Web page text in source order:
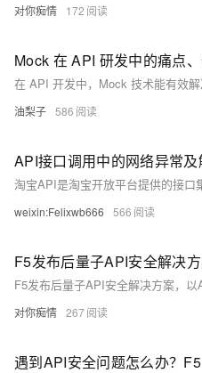
对你痴情 172
油梨子 586
API接口调用中的网络异常
weixin:Felixwb666 566
F5发布后量子API安全解决方案，
对你痴情 267
遇到API安全问题怎么办？